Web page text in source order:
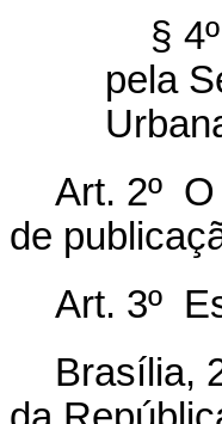
§
pela
Art. 2º
de
Art. 3º
Brasília,